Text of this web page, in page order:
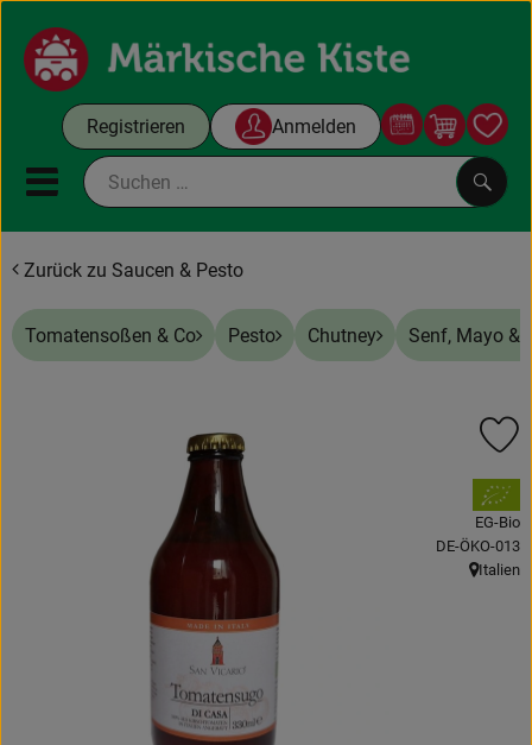
Registrieren Anmelden
Mobiles Menu öffnen oder
Kochboxen
Angebote & Aktuelles
Obst & Gemüse
Speisekammer
Zurück zu Saucen & Pesto
Tomatensoßen & Co Pesto Chutney Senf, Mayo &
, Verband:
EG-Bio
, Kontrollstelle:
DE-ÖKO-013
,
Italien